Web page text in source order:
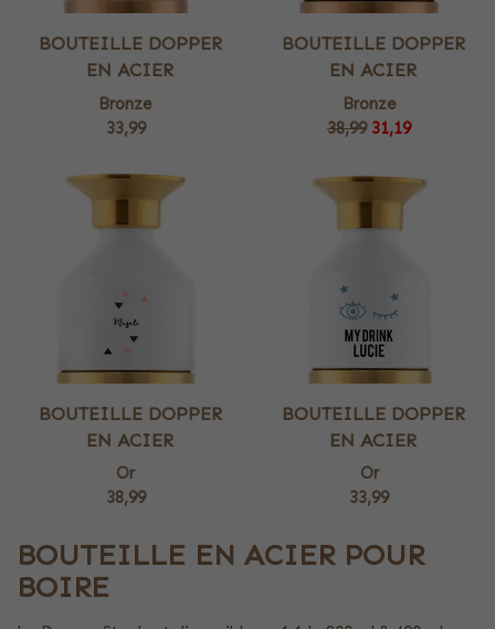
BOUTEILLE DOPPER
EN ACIER
Bronze
33,99
BOUTEILLE DOPPER
EN ACIER
Bronze
38,99 31,19
BOUTEILLE DOPPER
EN ACIER
Or
38,99
BOUTEILLE DOPPER
EN ACIER
Or
33,99
BOUTEILLE EN ACIER POUR
BOIRE